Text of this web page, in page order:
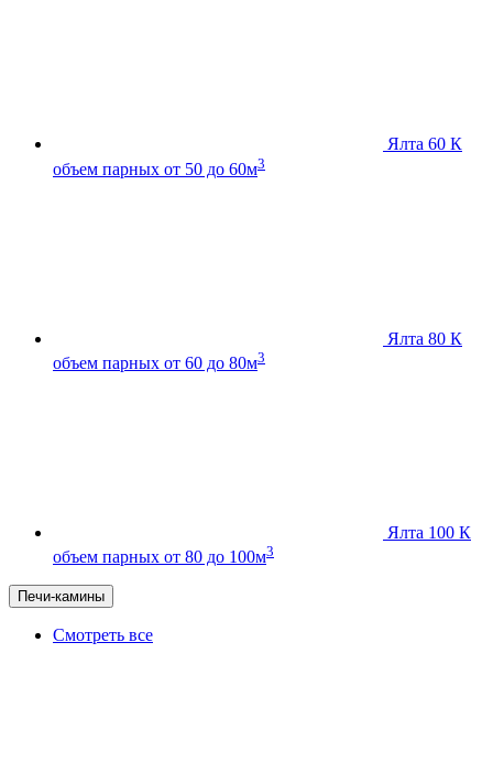
Ялта 60 К
объем парных от 50 до 60м3
Ялта 80 К
объем парных от 60 до 80м3
Ялта 100 К
объем парных от 80 до 100м3
Печи-камины
Смотреть все